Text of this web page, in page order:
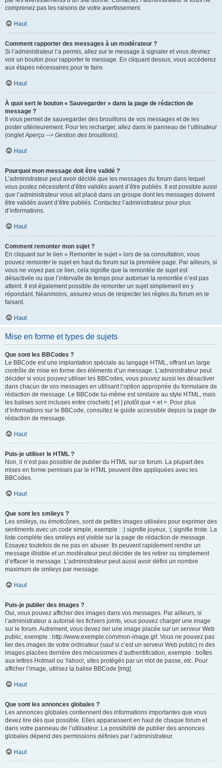
comprenez pas les raisons de votre avertissement.
Haut
Comment rapporter des messages à un modérateur ?
Si l’administrateur l’a permis, allez sur le message à signaler et vous devriez
voir un bouton pour rapporter le message. En cliquant dessus, vous accéderez
aux étapes nécessaires pour le faire.
Haut
À quoi sert le bouton « Sauvegarder » dans la page de rédaction de
message ?
Il vous permet de sauvegarder des brouillons de vos messages et de les
poster ultérieurement. Pour les recharger, allez dans le panneau de l’utilisateur
(ongletAperçu --> Gestion des brouillons).
Haut
Pourquoi mon message doit être validé ?
L’administrateur peut avoir décidé que les messages du forum dans lequel
vous postez nécessitent d’être validés avant d’être publiés. Il est possible aussi
que l’administrateur vous ait placé dans un groupe dont les messages doivent
être validés avant d’être publiés. Contactez l’administrateur pour plus
d’informations.
Haut
Comment remonter mon sujet ?
En cliquant sur le lien « Remonter le sujet » lors de sa consultation, vous
pouvez remonterle sujet en haut du forum sur la première page. Par ailleurs, si
vous ne voyez pas ce lien, cela signifie que la remontée de sujet est
désactivée ou que l’intervalle de temps pour autoriser la remontée n’est pas
atteint. Il est également possible de remonter un sujet simplement en y
répondant. Néanmoins, assurez-vous de respecter les règles du forum en le
faisant.
Haut
Mise en forme et types de sujets
Que sont les BBCodes ?
Le BBCode est une implantation spéciale au langage HTML, offrant un large
contrôle de mise en forme des éléments d’un message. L’administrateur peut
décider si vous pouvez utiliser les BBCodes, vous pouvez aussi les désactiver
dans chacun de vos messages en utilisant l’option appropriée du formulaire de
rédaction de message. Le BBCode lui-même est similaire au style HTML, mais
les balises sont incluses entre crochets [ et ] plutôt que < et >. Pour plus
d’informations sur le BBCode, consultez le guide accessible depuis la page de
rédaction de message.
Haut
Puis-je utiliser le HTML ?
Non, il n’est pas possible de publier du HTML sur ce forum. La plupart des
mises en forme permises par le HTML peuvent être appliquées avec les
BBCodes.
Haut
Que sont les smileys ?
Les smileys, ou émoticônes, sont de petites images utilisées pour exprimer des
sentiments avec un code simple, exemple : :) signifie joyeux, :( signifie triste. La
liste complète des smileys est visible sur la page de rédaction de message.
Essayez toutefois de ne pas en abuser. Ils peuvent rapidement rendre un
message illisible et un modérateur peut décider de les retirer ou simplement
d’effacer le message. L’administrateur peut aussi avoir défini un nombre
maximum de smileys par message.
Haut
Puis-je publier des images ?
Oui, vous pouvez afficher des images dans vos messages. Par ailleurs, si
l’administrateur a autorisé les fichiers joints, vous pouvez charger une image
sur le forum. Autrement, vous devez lier une image placée sur un serveur Web
public, exemple : http://www.exemple.com/mon-image.gif. Vous ne pouvez pas
lier des images de votre ordinateur (sauf si c’est un serveur Web public) ni des
images placées derrière des mécanismes d’authentification, exemple : boîtes
aux lettres Hotmail ou Yahoo!, sites protégés par un mot de passe, etc. Pour
afficher l’image, utilisez la balise BBCode [img].
Haut
Que sont les annonces globales ?
Les annonces globales contiennent des informations importantes que vous
devez lire dès que possible. Elles apparaissent en haut de chaque forum et
dans votre panneau de l’utilisateur. La possibilité de publier des annonces
globales dépend des permissions définies par l’administrateur.
Haut